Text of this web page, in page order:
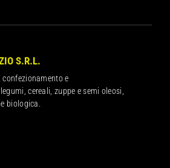
S.R.L.
confezionamento e
cereali, zuppe e semi oleosi,
biologica.